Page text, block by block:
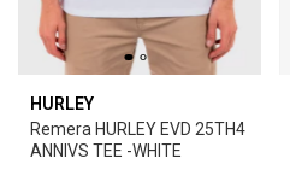
HURLEY
Remera HURLEY EVD 25TH4
ANNIVS TEE -WHITE